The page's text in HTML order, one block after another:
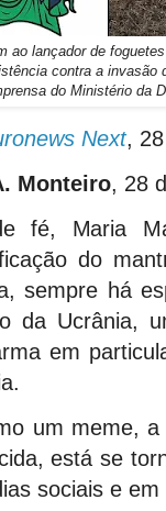
ao lançador de
contra a invasão
do Ministério da
Next,
Monteiro, 28
fé, Maria
do
sempre há
da Ucrânia,
em
um meme,
está se
sociais e